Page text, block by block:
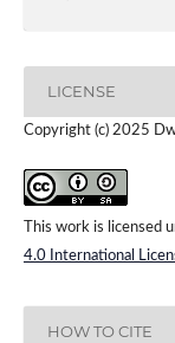
LICENSE
Copyright (c) 2025
This work is licensed
4.0 International
HOW TO CITE